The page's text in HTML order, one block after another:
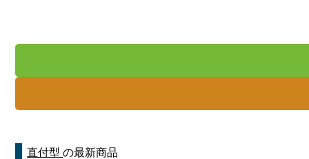
直付型の最新商品